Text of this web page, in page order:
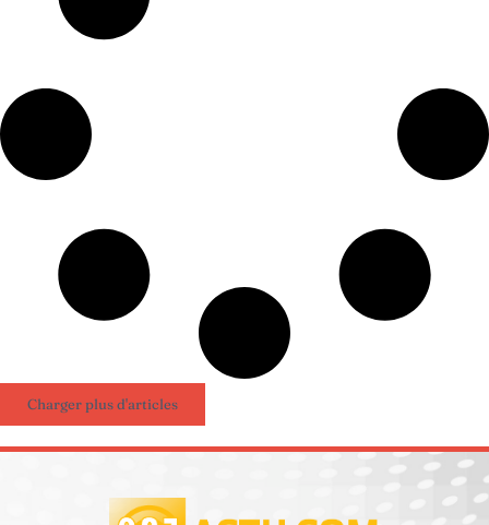
Charger plus d'articles